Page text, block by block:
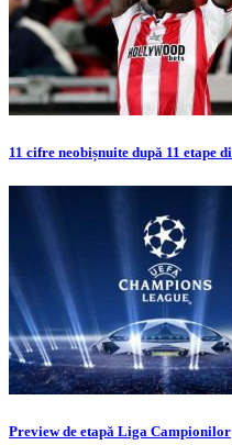
11 cifre neobișnuite după 11 etape
Preview de etapă Liga Campionilor